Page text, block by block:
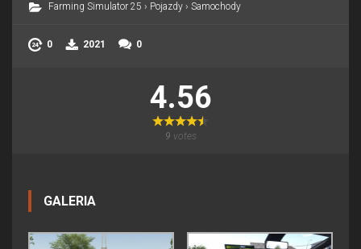
Farming Simulator 25 › Pojazdy › Samochody
0 2021 0
4.56
9 votes
GALERIA